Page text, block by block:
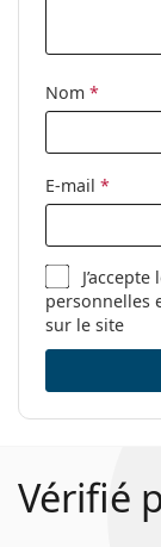
Étui:
Sexe:
Catégorie:
Marque:
Code:
Nom *
E-mail *
J’accepte
personnelles
sur le site
Vérifié